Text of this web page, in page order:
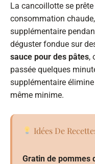
La cancoillotte se
consommation
supplémentaire
déguster fondue sur
sauce pour des pâtes,
passée quelques
supplémentaire
même minime.
Idées De
Gratin de pommes